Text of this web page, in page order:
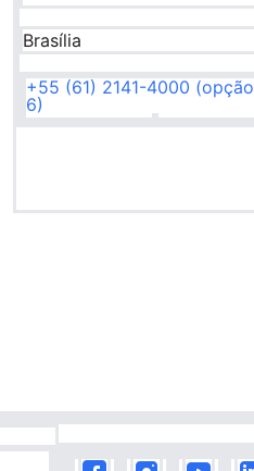
Brasília
+55 (61) 2141-4000 (opção
6)